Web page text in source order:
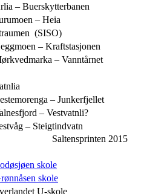
– Buerskytterbanen
– Heia
(SISO)
– Kraftstasjonen
– Vanntårnet
– Junkerfjellet
– Vestvatnli?
– Steigtindvatn
Saltensprinten 2015
skole
skole
U-skole